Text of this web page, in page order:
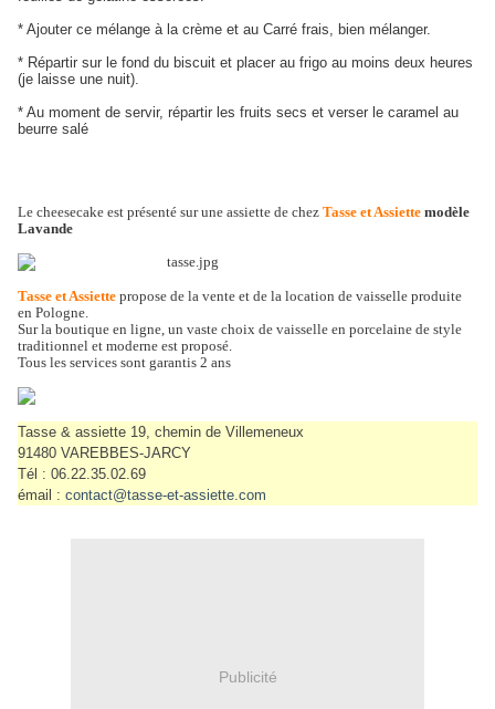
* Ajouter ce mélange à la crème et au Carré frais, bien mélanger.
* Répartir sur le fond du biscuit et placer au frigo au moins deux heures
(je laisse une nuit).
* Au moment de servir, répartir les fruits secs et verser le caramel au
beurre salé
Le cheesecake est présenté sur une assiette de chez Tasse et Assiette modèle
Lavande
Tasse et Assiette propose de la vente et de la location de vaisselle produite
en Pologne.
Sur la boutique en ligne, un vaste choix de vaisselle en porcelaine de style
traditionnel et moderne est proposé.
Tous les services sont garantis 2 ans
Tasse & assiette 19, chemin de Villemeneux
91480 VAREBBES-JARCY
Tél : 06.22.35.02.69
émail : contact@tasse-et-assiette.com
Publicité